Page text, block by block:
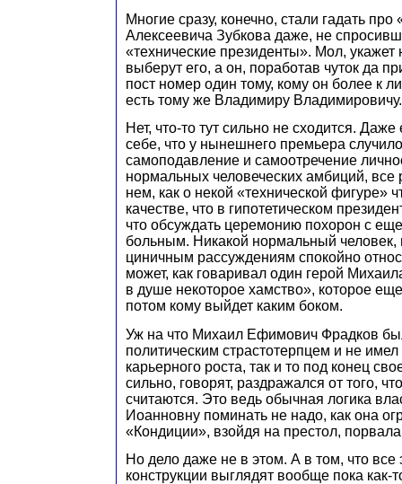
Многие сразу, конечно, стали гадать про
Алексеевича Зубкова даже, не
«технические президенты». Мол, укажет
выберут его, а он, поработав чуток да
пост номер один тому, кому он более к
есть тому же Владимиру Владимировичу.
Нет, что-то тут сильно не сходится. Даже
себе, что у нынешнего премьера
самоподавление и самоотречение
нормальных человеческих амбиций, все
нем, как о некой «технической фигуре»
качестве, что в гипотетическом
что обсуждать церемонию похорон с
больным. Никакой нормальный человек,
циничным рассуждениям спокойно
может, как говаривал один герой
в душе некоторое хамство», которое
потом кому выйдет каким боком.
Уж на что Михаил Ефимович Фрадков
политическим страстотерпцем и не имел
карьерного роста, так и то под конец
сильно, говорят, раздражался от того,
считаются. Это ведь обычная логика
Иоанновну поминать не надо, как она
«Кондиции», взойдя на престол,
Но дело даже не в этом. А в том, что все
конструкции выглядят вообще пока как-